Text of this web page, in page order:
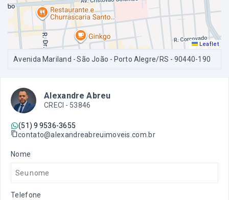
Leaflet
Avenida Mariland - São João - Porto Alegre/RS - 90440-190
Alexandre Abreu
CRECI - 53846
(51) 9 9536-3655
contato@alexandreabreuimoveis.com.br
Nome
Telefone